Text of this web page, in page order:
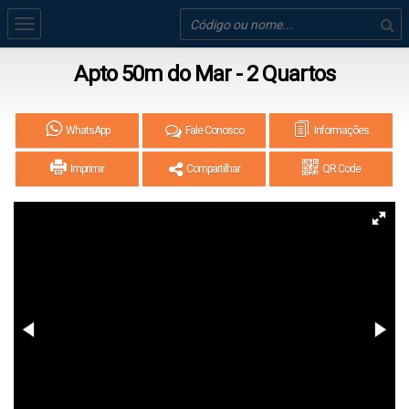
Apto 50m do Mar - 2 Quartos
WhatsApp Fale Conosco Informações
Imprimir Compartilhar QR Code